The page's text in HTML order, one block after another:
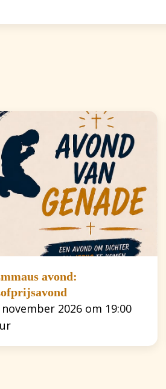
avond:
november 2026 om 19:00